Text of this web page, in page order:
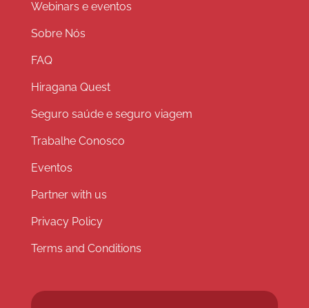
Webinars e eventos
Sobre Nós
FAQ
Hiragana Quest
Seguro saúde e seguro viagem
Trabalhe Conosco
Eventos
Partner with us
Privacy Policy
Terms and Conditions